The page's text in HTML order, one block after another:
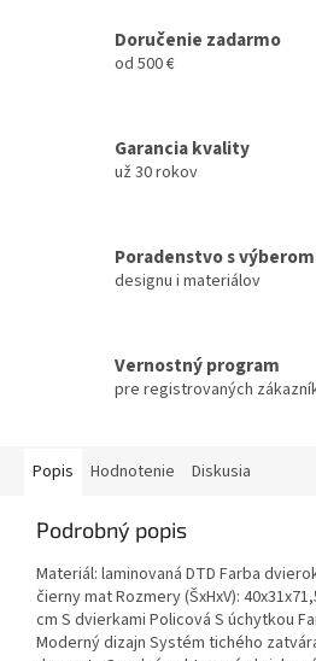
Doručenie zadarmo
od 500 €
Garancia kvality
už 30 rokov
Poradenstvo s výberom
designu i materiálov
Vernostný program
pre registrovaných
Popis Hodnotenie Diskusia
Podrobný popis
Materiál: laminovaná DTD Farba
čierny mat Rozmery (ŠxHxV):
cm S dvierkami Policová S úchytkou
Moderný dizajn Systém tichého